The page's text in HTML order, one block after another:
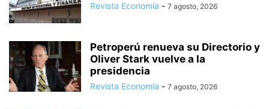
Revista Economía - 7 agosto, 2026
Petroperú renueva su Directorio y
Oliver Stark vuelve a la
presidencia
Revista Economía - 7 agosto, 2026